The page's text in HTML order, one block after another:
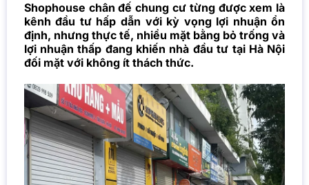
Shophouse chân đế chung cư từng được xem là
kênh đầu tư hấp dẫn với kỳ vọng lợi nhuận ổn
định, nhưng thực tế, nhiều mặt bằng bỏ trống và
lợi nhuận thấp đang khiến nhà đầu tư tại Hà Nội
đối mặt với không ít thách thức.